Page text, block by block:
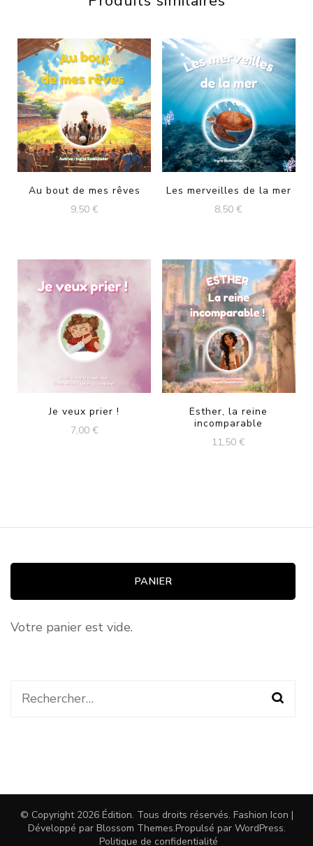
Au bout de mes rêves
9,50 €
Les merveilles de la mer
8,50€
Je veux prier !
7,00 €
Esther, la reine
incomparable
11,50€
PANIER
Votre panier est vide.
Rechercher :
© Copyright 2026 Édition. Tous droits réservés. Fashion Icon |
Développé par Blossom Themes.Propulsé par WordPress.
Politique de confidentialité